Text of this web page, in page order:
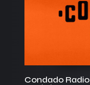
Condado Radio